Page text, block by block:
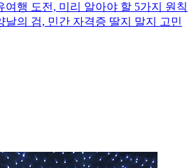
여행 도전, 미리 알아야 할 5가지 원칙
날의 검, 민간 자격증 딸지 말지 고민